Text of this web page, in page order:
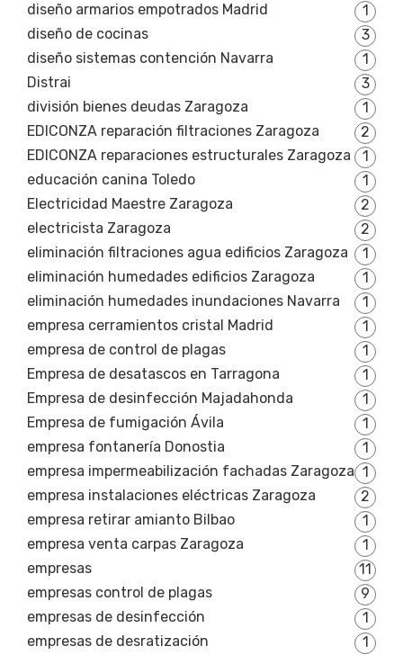
diseño armarios empotrados Madrid
1
diseño de cocinas
3
diseño sistemas contención Navarra
1
Distrai
3
división bienes deudas Zaragoza
1
EDICONZA reparación filtraciones Zaragoza
2
EDICONZA reparaciones estructurales Zaragoza
1
educación canina Toledo
1
Electricidad Maestre Zaragoza
2
electricista Zaragoza
2
eliminación filtraciones agua edificios Zaragoza
1
eliminación humedades edificios Zaragoza
1
eliminación humedades inundaciones Navarra
1
empresa cerramientos cristal Madrid
1
empresa de control de plagas
1
Empresa de desatascos en Tarragona
1
Empresa de desinfección Majadahonda
1
Empresa de fumigación Ávila
1
empresa fontanería Donostia
1
empresa impermeabilización fachadas Zaragoza 1
empresa instalaciones eléctricas Zaragoza
2
empresa retirar amianto Bilbao
1
empresa venta carpas Zaragoza
1
empresas
11
empresas control de plagas
9
empresas de desinfección
1
empresas de desratización
1